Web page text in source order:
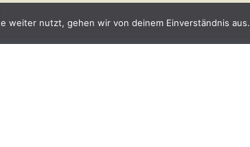
weiter nutzt, gehen wir von deinem Einverständnis aus.